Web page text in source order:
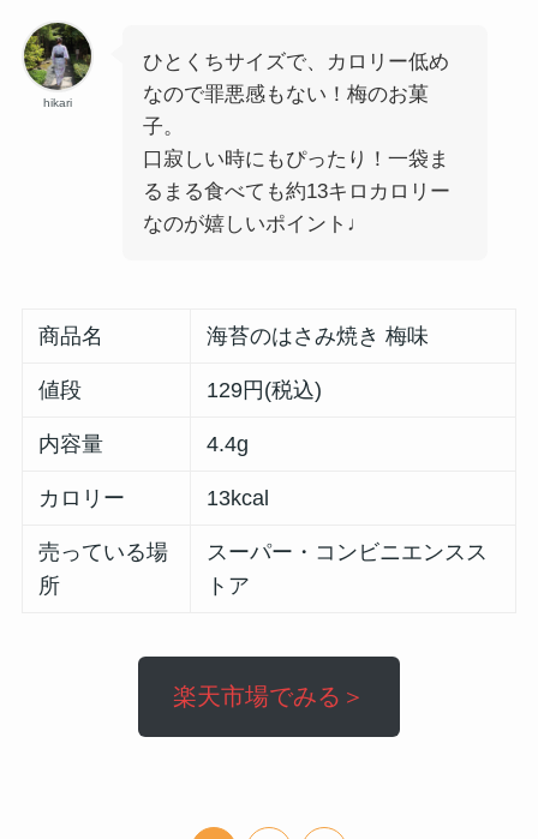
hikari
ひとくちサイズで、カロリー低め
なので罪悪感もない！梅のお菓
子。
口寂しい時にもぴったり！一袋ま
るまる食べても約13キロカロリー
なのが嬉しいポイント♩
商品名 海苔のはさみ焼き 梅味
値段 129円(税込)
内容量 4.4g
カロリー 13kcal
売っている場
所
スーパー・コンビニエンスス
トア
楽天市場でみる＞